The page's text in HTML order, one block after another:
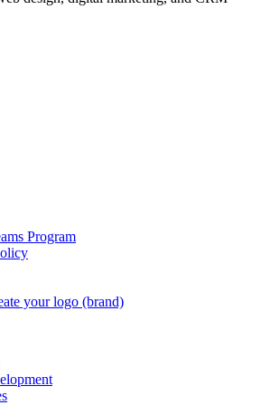
Program
your logo (brand)